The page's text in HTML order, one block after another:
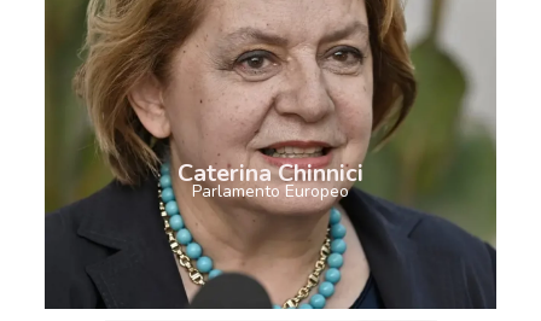
Caterina Chinnici
Parlamento Europeo